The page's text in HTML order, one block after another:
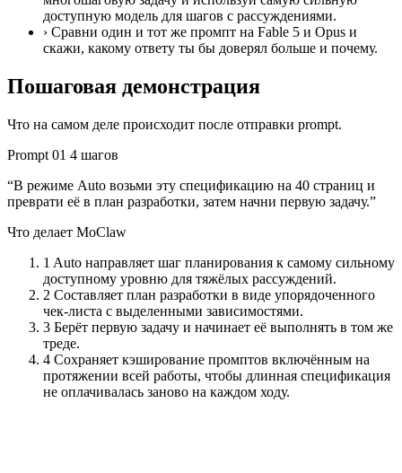
доступную модель для шагов с рассуждениями.
› Сравни один и тот же промпт на Fable 5 и Opus и
скажи, какому ответу ты бы доверял больше и почему.
Пошаговая демонстрация
Что на самом деле происходит после отправки prompt.
Prompt 01 4 шагов
“В режиме Auto возьми эту спецификацию на 40 страниц и
преврати её в план разработки, затем начни первую задачу.”
Что делает MoClaw
1 Auto направляет шаг планирования к самому сильному
доступному уровню для тяжёлых рассуждений.
2 Составляет план разработки в виде упорядоченного
чек-листа с выделенными зависимостями.
3 Берёт первую задачу и начинает её выполнять в том же
треде.
4 Сохраняет кэширование промптов включённым на
протяжении всей работы, чтобы длинная спецификация
не оплачивалась заново на каждом ходу.